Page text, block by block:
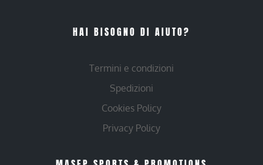
HAI BISOGNO DI AIUTO?
Termini e condizioni
Spedizioni
Cookies Policy
Privacy Policy